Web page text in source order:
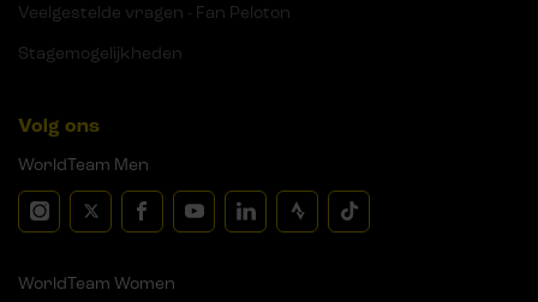
Veelgestelde vragen - Fan Peloton
Stagemogelijkheden
Volg ons
WorldTeam Men
WorldTeam Women